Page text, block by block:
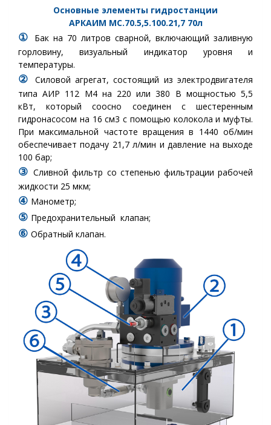
Основные элементы гидростанции
АРКАИМ МС.70.5,5.100.21,7 70л
① Бак на 70 литров сварной, включающий заливную
горловину, визуальный индикатор уровня и
температуры.
②
Силовой агрегат, состоящий из электродвигателя
типа АИР 112 M4 на 220 или 380 В мощностью 5,5
кВт, который соосно соединен с шестеренным
гидронасосом на 16 см3 с помощью колокола и муфты.
При максимальной частоте вращения в 1440 об/мин
обеспечивает подачу 21,7 л/мин и давление на выходе
100 бар;
③Сливной фильтр со степенью фильтрации рабочей
жидкости 25 мкм;
④ Манометр;
⑤ Предохранительный клапан;
⑥ Обратный клапан.